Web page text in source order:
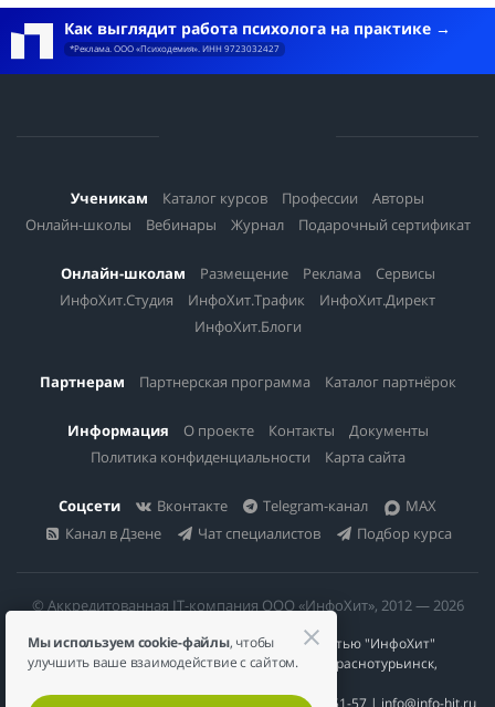
Как выглядит работа психолога на практике
*Реклама. ООО «Психодемия». ИНН 9723032427
Ученикам Каталог курсов Профессии
Авторы
Онлайн-школы
Вебинары Журнал Подарочный сертификат
Онлайн-школам Размещение Реклама
Сервисы
ИнфоХит.Студия
ИнфоХит.Трафик
ИнфоХит.Директ
ИнфоХит.Блоги
Партнерам Партнерская программа Каталог партнёрок
Информация О проекте Контакты
Документы
Политика конфиденциальности
Карта сайта
Соцсети Вконтакте Telegram-канал
MAX
Канал в Дзене
Чат специалистов Подбор курса
© Аккредитованная IT-компания ООО «ИнфоХит», 2012 — 2026
Общество с ограниченной ответственностью "ИнфоХит"
624446, Россия, Свердловская область, г. Краснотурьинск,
Мы используем cookie-файлы, чтобы
улучшить ваше взаимодействие с сайтом.